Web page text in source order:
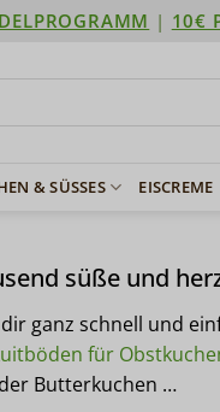
| 10€
& SÜSSES EISCREME
süße und
ganz schnell und
für
Butterkuchen …